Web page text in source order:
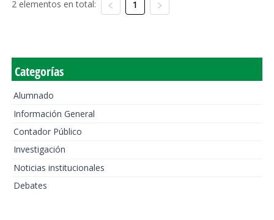
2 elementos en total: 1
Categorías
Alumnado
Información General
Contador Público
Investigación
Noticias institucionales
Debates